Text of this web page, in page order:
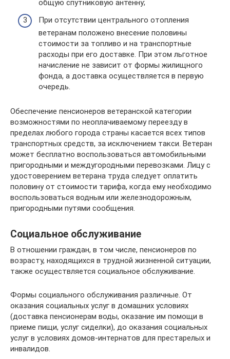
общую спутниковую антенну;
При отсутствии центрального отопления
ветеранам положено внесение половины
стоимости за топливо и на транспортные
расходы при его доставке. При этом льготное
начисление не зависит от формы жилищного
фонда, а доставка осуществляется в первую
очередь.
Обеспечение пенсионеров ветеранской категории
возможностями по неоплачиваемому переезду в
пределах любого города страны касается всех типов
транспортных средств, за исключением такси. Ветеран
может бесплатно воспользоваться автомобильными
пригородными и междугородными перевозками. Лицу с
удостоверением ветерана труда следует оплатить
половину от стоимости тарифа, когда ему необходимо
воспользоваться водным или железнодорожным,
пригородными путями сообщения.
Социальное обслуживание
В отношении граждан, в том числе, пенсионеров по
возрасту, находящихся в трудной жизненной ситуации,
также осуществляется социальное обслуживание.
Формы социального обслуживания различные. От
оказания социальных услуг в домашних условиях
(доставка пенсионерам воды, оказание им помощи в
приеме пищи, услуг сиделки), до оказания социальных
услуг в условиях домов-интернатов для престарелых и
инвалидов.